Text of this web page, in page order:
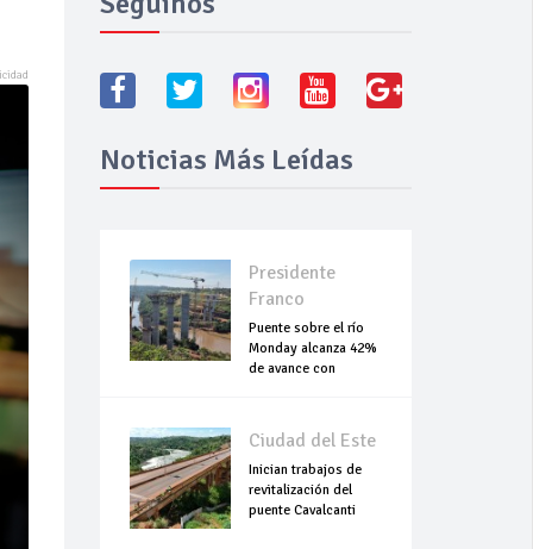
Noticias Más Leídas
Presidente
Franco
Puente sobre el río
Monday alcanza 42%
de avance con
Ciudad del Este
Inician trabajos de
revitalización del
puente Cavalcanti